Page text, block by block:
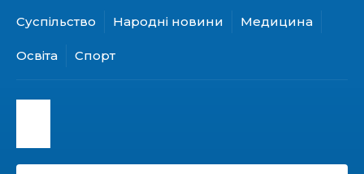
15:24
31 лип
Бахмутянка Ірина Денисенко бере участь у
13:33
30 лип
Суспільство Народні новини Медицина
Освіта Спорт